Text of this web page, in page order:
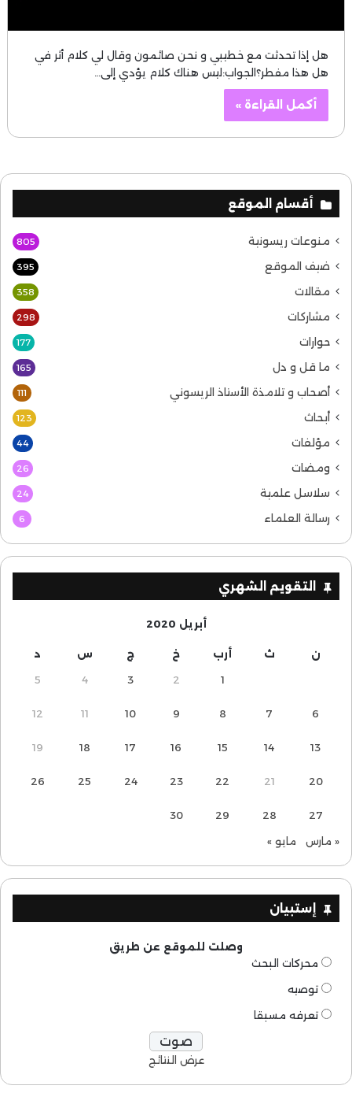
هل إذا تحدثت مع خطيبي و نحن صائمون وقال لي كلام أثر في
هل هذا مفطر؟الجواب:ليس هناك كلام يؤدي إلى…
أكمل القراءة »
أقسام الموقع
منوعات ريسونية 805
ضيف الموقع 395
مقالات 358
مشاركات 298
حوارات 177
ما قل و دل 165
أصحاب و تلامذة الأستاذ الريسوني 111
أبحاث 123
مؤلفات 44
ومضات 26
سلاسل علمية 24
رسالة العلماء 6
التقويم الشهري
أبريل 2020
ن ث أرب خ ج س د
1
2
3
4
5
6
7
8
9
10
11
12
13
14
15
16
17
18
19
20
21
22
23
24
25
26
27
28
29
30
« مارس مايو »
إستبيان
وصلت للموقع عن طريق
محركات البحث
توصيه
تعرفه مسبقا
عرض النتائج